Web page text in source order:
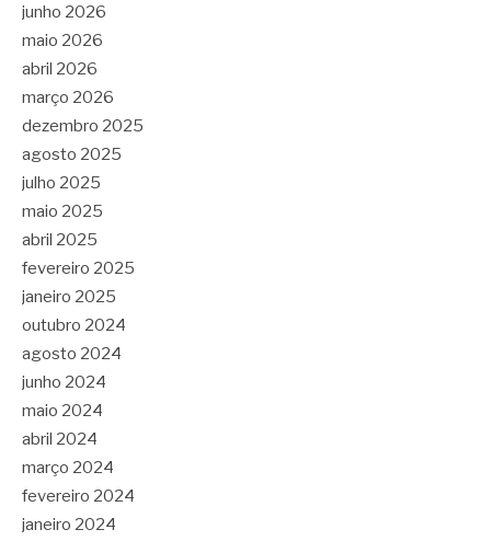
junho 2026
maio 2026
abril 2026
março 2026
dezembro 2025
agosto 2025
julho 2025
maio 2025
abril 2025
fevereiro 2025
janeiro 2025
outubro 2024
agosto 2024
junho 2024
maio 2024
abril 2024
março 2024
fevereiro 2024
janeiro 2024